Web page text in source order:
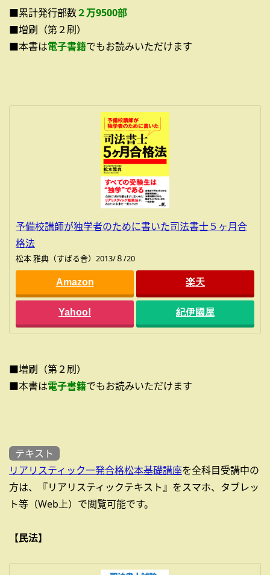
■累計発行部数２万9500部
■増刷（第２刷）
■本書は電子書籍でもお読みいただけます
予備校講師が独学者のために書いた司法書士５ヶ月合
格法
松本 雅典（すばる舎）2013/８/20
Amazon 楽天
Yahoo! 紀伊國屋
■増刷（第２刷）
■本書は電子書籍でもお読みいただけます
テキスト
リアリスティック一発合格松本基礎講座を全科目受講中の
方は、『リアリスティックテキスト』をスマホ、タブレッ
ト等（Web上）で閲覧可能です。
【民法】